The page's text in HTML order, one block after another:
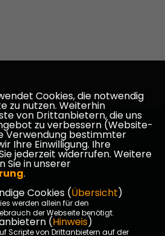
Darmstadt-
Kontakt
Cookies, die notwendig
zu nutzen. Weiterhin
von Drittanbietern, die uns
zu verbessern (Website-
Verwendung bestimmter
Ihre Einwilligung. Ihre
jederzeit widerrufen. Weitere
Sie in unserer
.
Cookies (Übersicht)
werden allein für den
der Webseite benötigt.
(Hinweis)
Scripte von Drittanbietern auf der